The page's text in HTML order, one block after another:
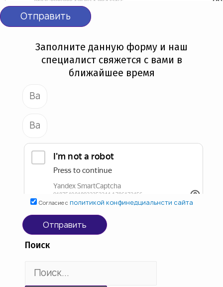
Отправить
Заполните данную форму и наш
специалист свяжется с вами в
ближайшее время
Согласие с политикой конфинедциальнсти сайта
Отправить
Поиск